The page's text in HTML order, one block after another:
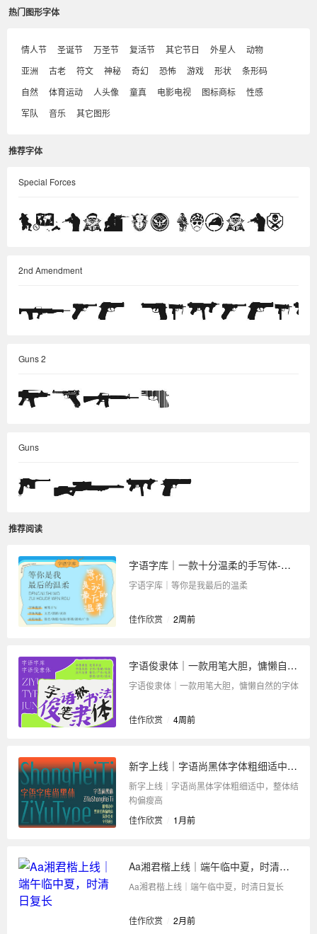
热门图形字体
情人节 圣诞节 万圣节 复活节 其它节日 外星人
动物
亚洲
古老 符文 神秘 奇幻 恐怖 游戏 形状
条形码
自然
体育运动 人头像 童真 电影电视 图标商标
性感
军队
音乐 其它图形
推荐字体
Special Forces
2nd Amendment
Guns 2
Guns
推荐阅读
字语字库｜一款十分温柔的手写体-等你是我最后的温柔
字语字库｜等你是我最后的温柔
佳作欣赏 2周前
字语俊隶体｜一款用笔大胆，慵懒自然的字体
字语俊隶体｜一款用笔大胆，慵懒自然的字体
佳作欣赏 4周前
新字上线｜字语尚黑体字体粗细适中，整体结构偏瘦高
新字上线｜字语尚黑体字体粗细适中，整体结
构偏瘦高
佳作欣赏
1月前
Aa湘君楷上线｜端午临中夏，时清日复长
Aa湘君楷上线｜端午临中夏，时清日复长
佳作欣赏 2月前